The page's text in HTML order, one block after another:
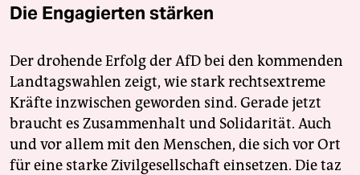
Die Engagierten stärken
Der drohende Erfolg der AfD bei den kommenden
Landtagswahlen zeigt, wie stark rechtsextreme
Kräfte inzwischen geworden sind. Gerade jetzt
braucht es Zusammenhalt und Solidarität. Auch
und vor allem mit den Menschen, die sich vor Ort
für eine starke Zivilgesellschaft einsetzen. Die taz